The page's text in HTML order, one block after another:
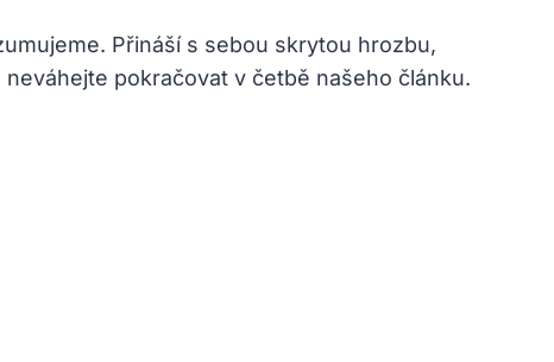
Přináší s sebou skrytou hrozbu,
pokračovat v četbě našeho článku.